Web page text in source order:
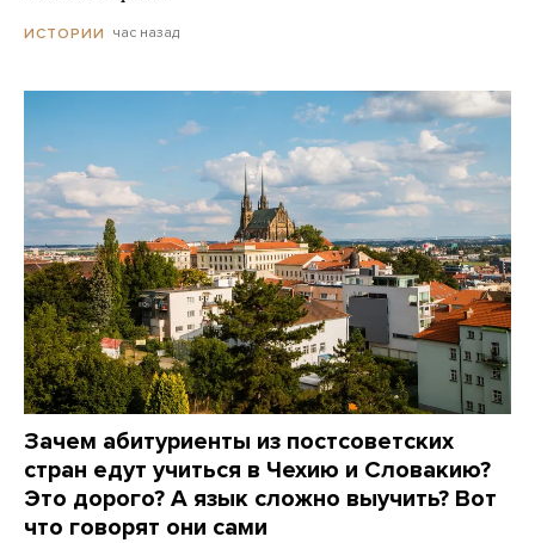
ИСТОРИИ час назад
Зачем абитуриенты из постсоветских
стран едут учиться в Чехию и Словакию?
Это дорого? А язык сложно выучить? Вот
что говорят они сами